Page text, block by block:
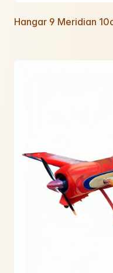
Hangar 9 Meridian